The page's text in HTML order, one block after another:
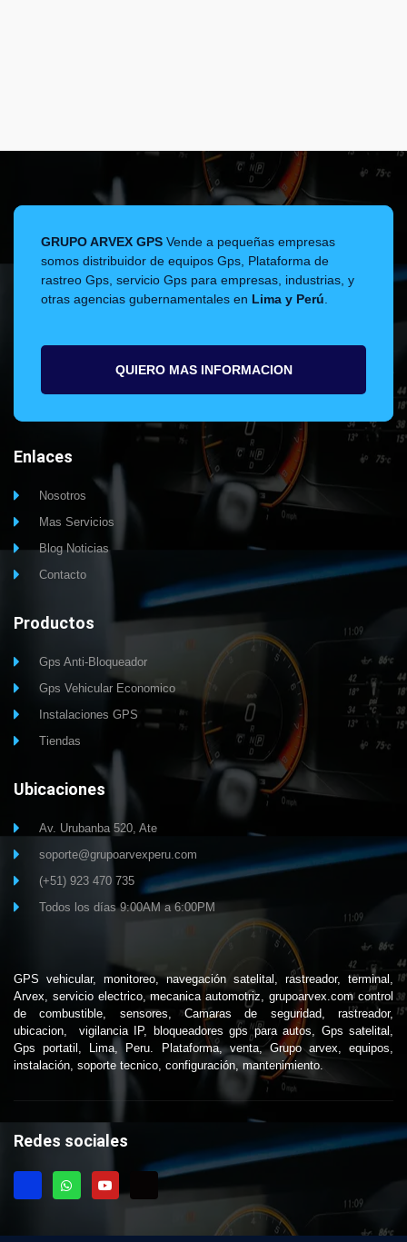
GPS vehicular, monitoreo, navegación satelital, rastreador, terminal,
Arvex, servicio electrico, mecanica automotriz, grupoarvex.com control
de combustible, sensores, Camaras de seguridad, rastreador,
ubicacion, vigilancia IP, bloqueadores gps para autos, Gps satelital,
Gps portatil, Lima, Peru. Plataforma, venta, Grupo arvex, equipos,
instalación, soporte tecnico, configuración, mantenimiento.
Redes sociales
GRUPO ARVEX GPS Vende a pequeñas empresas
somos distribuidor de equipos Gps, Plataforma de
rastreo Gps, servicio Gps para empresas, industrias, y
otras agencias gubernamentales en Lima y Perú.
QUIERO MAS INFORMACION
Enlaces
Nosotros
Mas Servicios
Blog Noticias
Contacto
Productos
Gps Anti-Bloqueador
Gps Vehicular Economico
Instalaciones GPS
Tiendas
Ubicaciones
Av. Urubanba 520, Ate
soporte@grupoarvexperu.com
(+51) 923 470 735
Todos los días 9:00AM a 6:00PM